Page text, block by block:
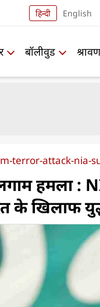
हिन्दी English
बॉलीवुड
terror-attack-nia-
हमला :
के खिलाफ